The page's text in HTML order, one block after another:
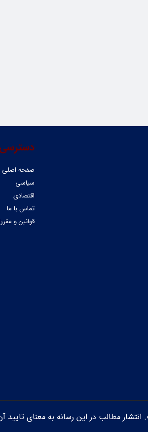
صفحه اصلی
سیاسی
اقتصادی
تماس با ما
قوانین و
انتشار مطالب در این رسانه به معنای تایید